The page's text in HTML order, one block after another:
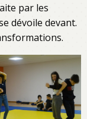
par les
dévoile devant.